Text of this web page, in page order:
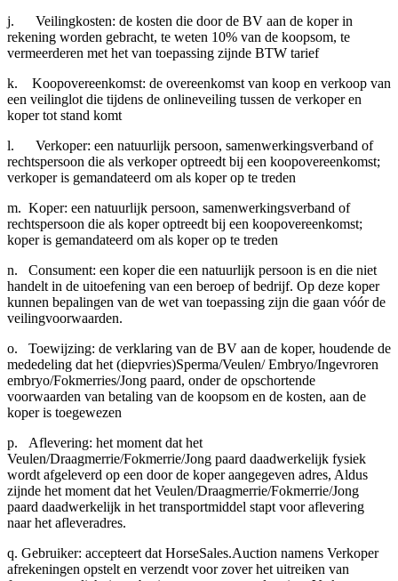
j. Veilingkosten: de kosten die door de BV aan de koper in
rekening worden gebracht, te weten 10% van de koopsom, te
vermeerderen met het van toepassing zijnde BTW tarief
k. Koopovereenkomst: de overeenkomst van koop en verkoop van
een veilinglot die tijdens de onlineveiling tussen de verkoper en
koper tot stand komt
l. Verkoper: een natuurlijk persoon, samenwerkingsverband of
rechtspersoon die als verkoper optreedt bij een koopovereenkomst;
verkoper is gemandateerd om als koper op te treden
m. Koper: een natuurlijk persoon, samenwerkingsverband of
rechtspersoon die als koper optreedt bij een koopovereenkomst;
koper is gemandateerd om als koper op te treden
n. Consument: een koper die een natuurlijk persoon is en die niet
handelt in de uitoefening van een beroep of bedrijf. Op deze koper
kunnen bepalingen van de wet van toepassing zijn die gaan vóór de
veilingvoorwaarden.
o. Toewijzing: de verklaring van de BV aan de koper, houdende de
mededeling dat het (diepvries)Sperma/Veulen/ Embryo/Ingevroren
embryo/Fokmerries/Jong paard, onder de opschortende
voorwaarden van betaling van de koopsom en de kosten, aan de
koper is toegewezen
p. Aflevering: het moment dat het
Veulen/Draagmerrie/Fokmerrie/Jong paard daadwerkelijk fysiek
wordt afgeleverd op een door de koper aangegeven adres, Aldus
zijnde het moment dat het Veulen/Draagmerrie/Fokmerrie/Jong
paard daadwerkelijk in het transportmiddel stapt voor aflevering
naar het afleveradres.
q. Gebruiker: accepteert dat HorseSales.Auction namens Verkoper
afrekeningen opstelt en verzendt voor zover het uitreiken van